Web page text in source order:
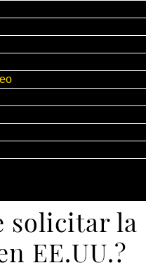
solicitar la
EE.UU.?